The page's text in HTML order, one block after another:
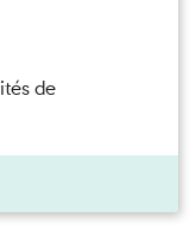
de